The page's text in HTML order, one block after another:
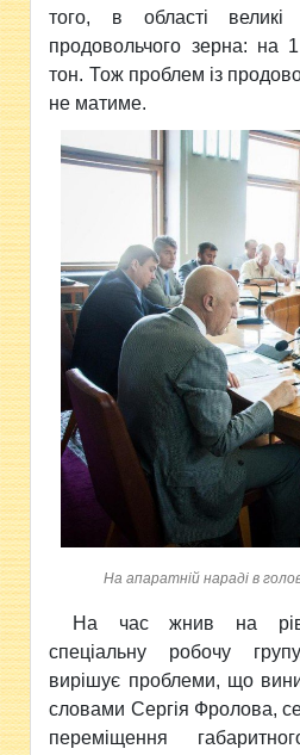
того, в області великі
продовольчого зерна: на
тон. Тож проблем із
не матиме.
На апаратній нараді в
На час жнив на
спеціальну робочу
вирішує проблеми, що
словами Сергія Фролова,
переміщення